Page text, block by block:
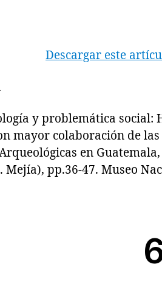
Descargar este
y problemática social:
mayor colaboración de
en
Mejía), pp.36-47. Museo